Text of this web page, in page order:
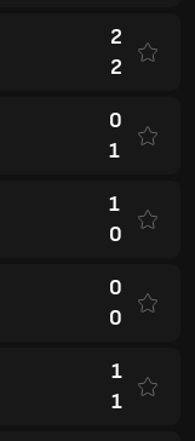
2
2
0
1
1
0
0
0
1
1